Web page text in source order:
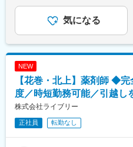
の研修室では外部講師によ
医学・医療に関する豊富な
深いコミュニケーション構
ら、真のスペシャリストを
■資格取得支援：
地域の「健康コンサルタン
在宅医療にも力を入れてお
います。訪問薬剤師としてご
・北東北トップクラスのネ
残業手当＞有＜給与補足＞■
月、12月）■職務手当：
あり、選考を通じて上下す
手当を含めた表記です。
気になる
NEW
【花巻・北上】薬剤師 ◆
度／時短勤務可能／引越し
株式会社ライブリー
正社員 転勤なし